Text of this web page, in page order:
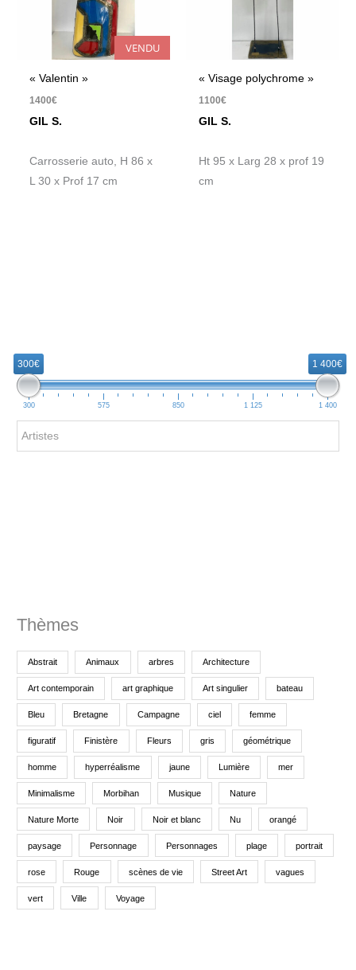
VENDU
« Valentin »
1400€
GIL S.
Carrosserie auto, H 86 x
L 30 x Prof 17 cm
« Visage polychrome »
1100€
GIL S.
Ht 95 x Larg 28 x prof 19
cm
300€ 1 400€
300 575 850 1 125 1 400
Thèmes
Abstrait Animaux arbres Architecture
Art contemporain art graphique Art singulier bateau
Bleu Bretagne Campagne ciel femme
figuratif Finistère Fleurs gris géométrique
homme hyperréalisme jaune Lumière mer
Minimalisme Morbihan Musique Nature
Nature Morte Noir Noir et blanc Nu orangé
paysage Personnage Personnages plage portrait
rose Rouge scènes de vie Street Art vagues
vert Ville Voyage
c
h